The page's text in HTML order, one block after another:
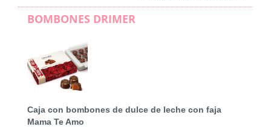
BOMBONES DRIMER
Caja con bombones de dulce de leche con faja
Mama Te Amo